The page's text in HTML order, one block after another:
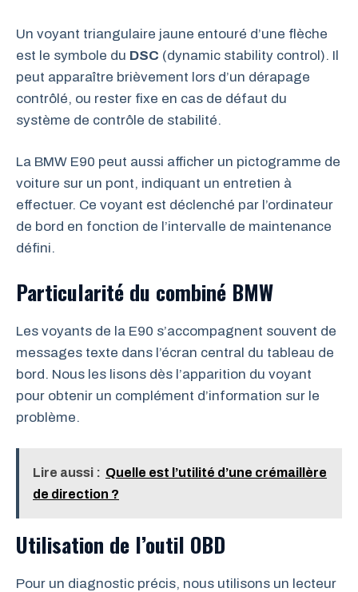
Un voyant triangulaire jaune entouré d’une flèche
est le symbole du DSC (dynamic stability control). Il
peut apparaître brièvement lors d’un dérapage
contrôlé, ou rester fixe en cas de défaut du
système de contrôle de stabilité.
La BMW E90 peut aussi afficher un pictogramme de
voiture sur un pont, indiquant un entretien à
effectuer. Ce voyant est déclenché par l’ordinateur
de bord en fonction de l’intervalle de maintenance
défini.
Particularité du combiné BMW
Les voyants de la E90 s’accompagnent souvent de
messages texte dans l’écran central du tableau de
bord. Nous les lisons dès l’apparition du voyant
pour obtenir un complément d’information sur le
problème.
Lire aussi : Quelle est l’utilité d’une crémaillère
de direction ?
Utilisation de l’outil OBD
Pour un diagnostic précis, nous utilisons un lecteur